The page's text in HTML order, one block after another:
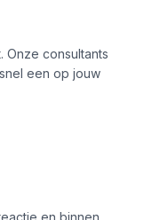
consultants
een op jouw
en binnen